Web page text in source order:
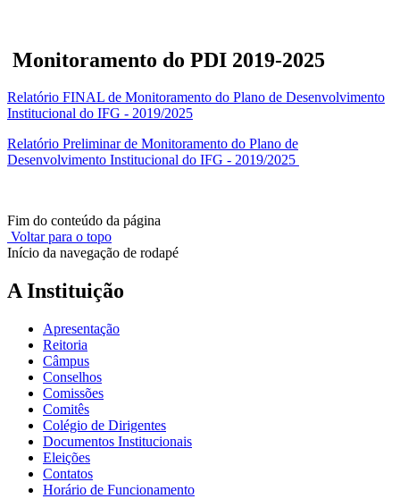
Monitoramento do PDI 2019-2025
Relatório FINAL de Monitoramento do Plano de Desenvolvimento
Institucional do IFG - 2019/2025
Relatório Preliminar de Monitoramento do Plano de
Desenvolvimento Institucional do IFG - 2019/2025
Fim do conteúdo da página
Voltar para o topo
Início da navegação de rodapé
A Instituição
Apresentação
Reitoria
Câmpus
Conselhos
Comissões
Comitês
Colégio de Dirigentes
Documentos Institucionais
Eleições
Contatos
Horário de Funcionamento